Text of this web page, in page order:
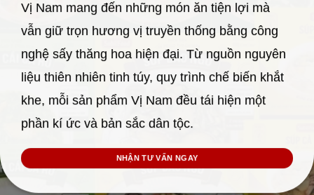
Vị Nam mang đến những món ăn tiện lợi mà
vẫn giữ trọn hương vị truyền thống bằng công
nghệ sấy thăng hoa hiện đại. Từ nguồn nguyên
liệu thiên nhiên tinh túy, quy trình chế biến khắt
khe, mỗi sản phẩm Vị Nam đều tái hiện một
phần kí ức và bản sắc dân tộc.
NHẬN TƯ VẤN NGAY